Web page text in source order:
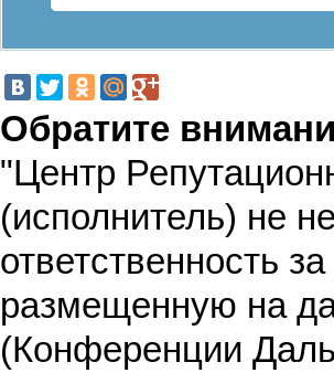
Обратите
"Центр
(исполнитель) не
ответственность
размещенную на
(Конференции